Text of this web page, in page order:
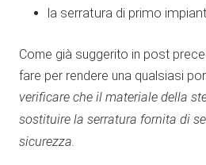
la serratura di primo
Come già suggerito in post
fare per rendere una qualsiasi
verificare che il materiale della
sostituire la serratura fornita di
sicurezza.